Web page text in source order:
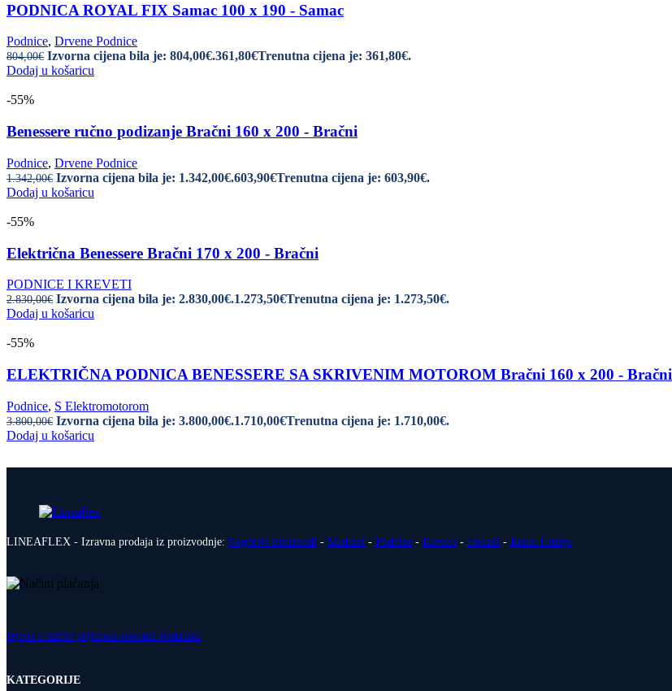
PODNICA ROYAL FIX Samac 100 x 190 - Samac
Podnice, Drvene Podnice
804,00€ Izvorna cijena bila je: 804,00€.361,80€Trenutna cijena je: 361,80€.
Dodaj u košaricu
-55%
Benessere ručno podizanje Bračni 160 x 200 - Bračni
Podnice, Drvene Podnice
1.342,00€ Izvorna cijena bila je: 1.342,00€.603,90€Trenutna cijena je: 603,90€.
Dodaj u košaricu
-55%
Električna Benessere Bračni 170 x 200 - Bračni
PODNICE I KREVETI
2.830,00€ Izvorna cijena bila je: 2.830,00€.1.273,50€Trenutna cijena je: 1.273,50€.
Dodaj u košaricu
-55%
ELEKTRIČNA PODNICA BENESSERE SA SKRIVENIM MOTOROM Bračni 160 x 200 - Bračni
Podnice, S Elektromotorom
3.800,00€ Izvorna cijena bila je: 3.800,00€.1.710,00€Trenutna cijena je: 1.710,00€.
Dodaj u košaricu
LINEAFLEX - Izravna prodaja iz proizvodnje: Negorivi Proizvodi - Madraci - Podnice - Kreveti - Dodaci - Relax Fotelje
Izjava o zaštiti prijenosa osobnih podataka
KATEGORIJE